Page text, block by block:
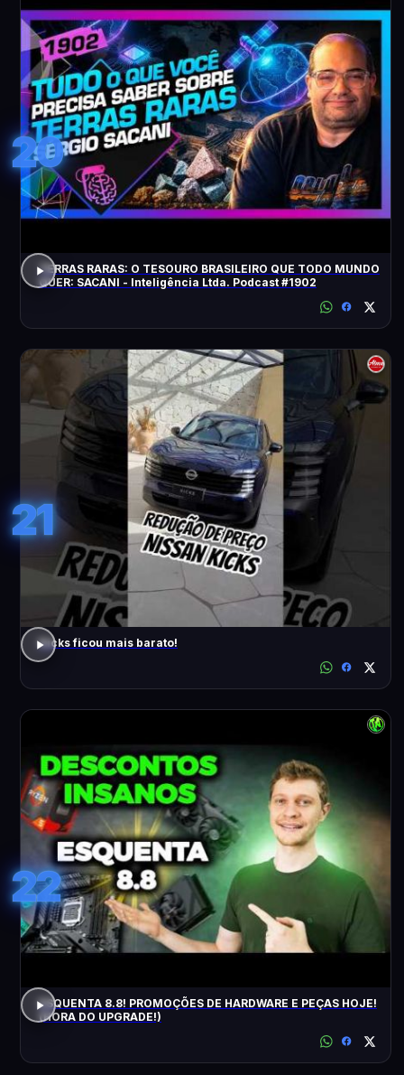
20
TERRAS RARAS: O TESOURO BRASILEIRO QUE TODO MUNDO
QUER: SACANI - Inteligência Ltda. Podcast #1902
21
Kicks ficou mais barato!
22
ESQUENTA 8.8! PROMOÇÕES DE HARDWARE E PEÇAS HOJE!
(HORA DO UPGRADE!)